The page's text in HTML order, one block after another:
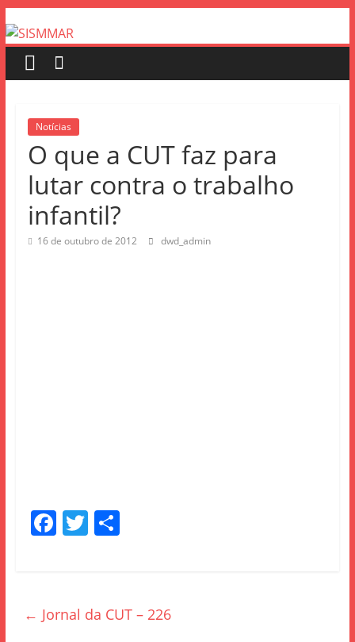
Notícias
O que a CUT faz para
lutar contra o trabalho
infantil?
16 de outubro de 2012 dwd_admin
F
b
T S
← Jornal da CUT – 226